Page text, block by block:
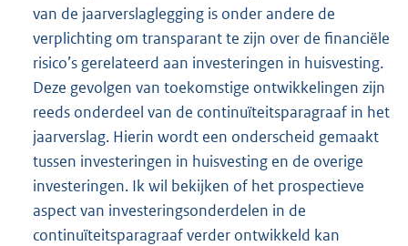
van de jaarverslaglegging is onder andere de
verplichting om transparant te zijn over de financiële
risico’s gerelateerd aan investeringen in huisvesting.
Deze gevolgen van toekomstige ontwikkelingen zijn
reeds onderdeel van de continuïteitsparagraaf in het
jaarverslag. Hierin wordt een onderscheid gemaakt
tussen investeringen in huisvesting en de overige
investeringen. Ik wil bekijken of het prospectieve
aspect van investeringsonderdelen in de
continuïteitsparagraaf verder ontwikkeld kan